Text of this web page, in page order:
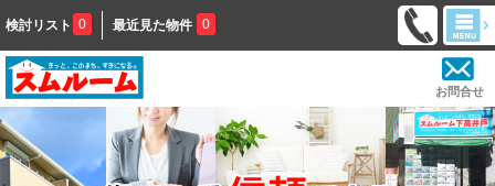
検討リスト 0 最近見た物件 0
お問合せ